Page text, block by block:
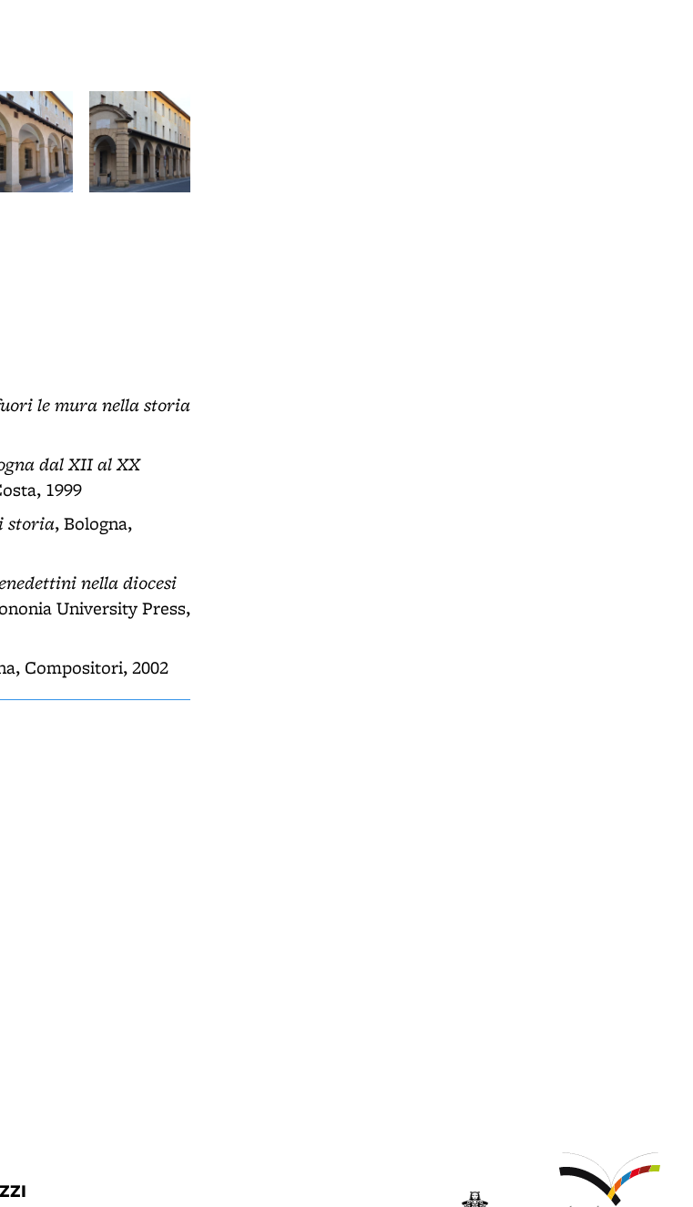
le mura nella storia
dal XII al XX
1999
storia, Bologna,
nella diocesi
University Press,
Compositori, 2002